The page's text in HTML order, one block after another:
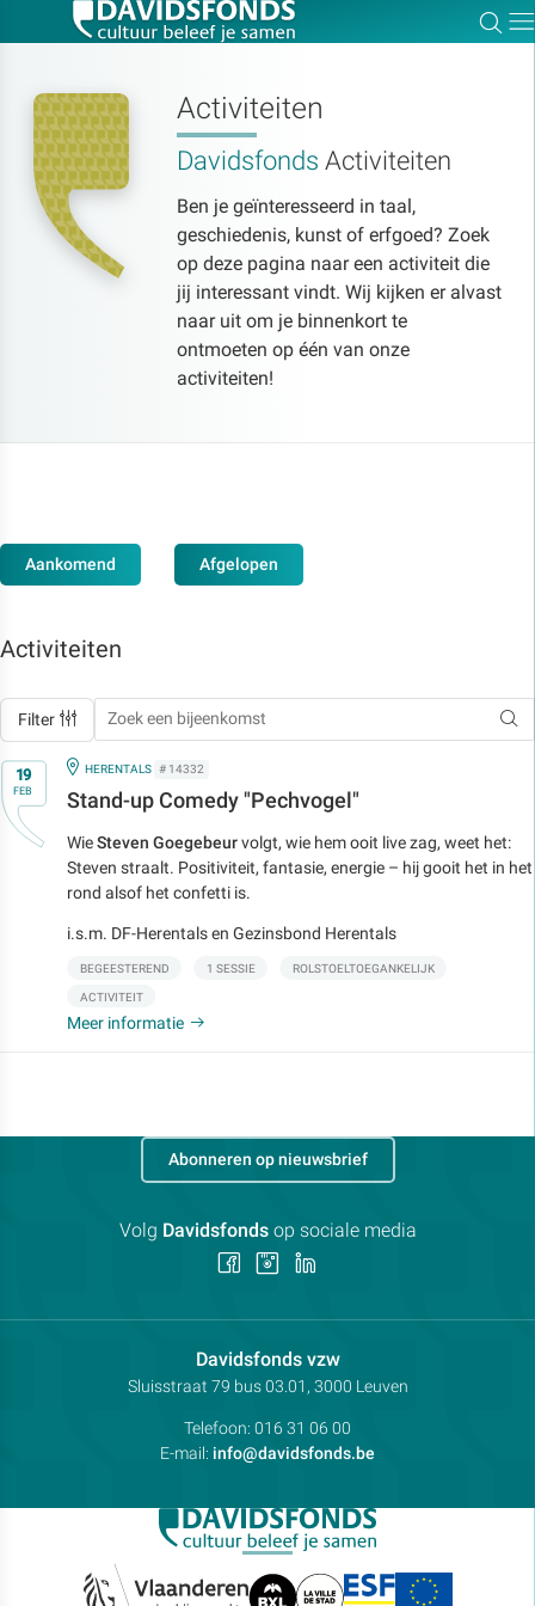
Activiteiten
Davidsfonds Activiteiten
Ben je geïnteresseerd in taal,
geschiedenis, kunst of erfgoed? Zoek
op deze pagina naar een activiteit die
jij interessant vindt. Wij kijken er alvast
naar uit om je binnenkort te
ontmoeten op één van onze
activiteiten!
Aankomend Afgelopen
Activiteiten
Filter
Op19
FEB
IN
HERENTALS # 14332
Stand-up Comedy "Pechvogel"
WieSteven Goegebeurvolgt, wie hem ooit live zag, weet het:
Steven straalt. Positiviteit, fantasie, energie – hij gooit het in het
rond alsof het confetti is.
i.s.m. DF-Herentals en Gezinsbond Herentals
BEGEESTEREND 1 SESSIE ROLSTOELTOEGANKELIJK
ACTIVITEIT
Meer informatie
Davidsfonds vzwContactpersoon:
Adres:
Sluisstraat 79 bus 03.01, 3000 Leuven
Telefoon: 016 31 06 00
E-mail: info@davidsfonds.be
Abonneren op nieuwsbrief
Volg Davidsfondsop sociale media
Volg Volg
Zoek:
Zoeken